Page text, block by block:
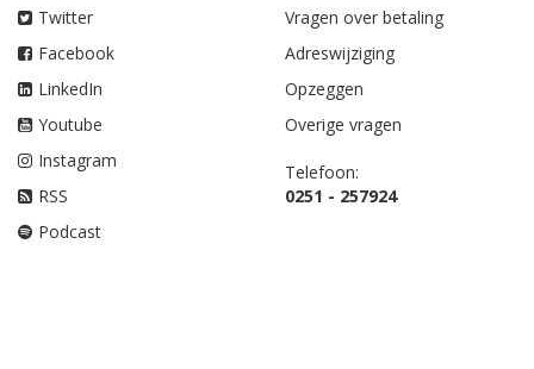
Twitter
Facebook
LinkedIn
Youtube
Instagram
RSS
Podcast
Vragen over betaling
Adreswijziging
Opzeggen
Overige vragen
Telefoon:
0251 - 257924